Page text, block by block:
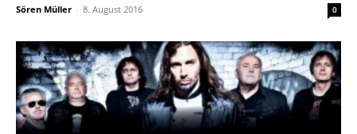
Sören Müller - 8. August 2016 0